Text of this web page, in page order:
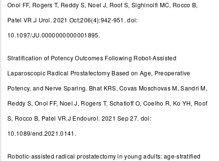
Onol FF, Rogers T, Reddy S, Noel J, Roof S, Sighinolfi MC, Rocco B,
Patel VR.J Urol. 2021 Oct;206(4):942-951. doi:
10.1097/JU.0000000000001895.
Stratification of Potency Outcomes Following Robot-Assisted
Laparoscopic Radical Prostatectomy Based on Age, Preoperative
Potency, and Nerve Sparing. Bhat KRS, Covas Moschovas M, Sandri M,
Reddy S, Onol FF, Noel J, Rogers T, Schatloff O, Coelho R, Ko YH, Roof
S, Rocco B, Patel VR.J Endourol. 2021 Sep 27. doi:
10.1089/end.2021.0141.
Robotic-assisted radical prostatectomy in young adults: age-stratified